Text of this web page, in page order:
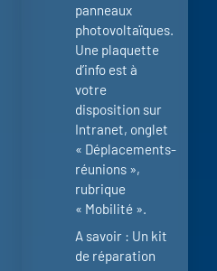
panneaux
photovoltaïques.
Une plaquette
d’info est à
votre
disposition sur
Intranet, onglet
« Déplacements-
réunions »,
rubrique
« Mobilité ».
A savoir : Un kit
de réparation